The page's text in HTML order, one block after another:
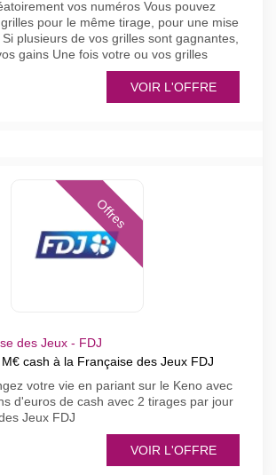
vos numéros Vous pouvez
pour le même tirage, pour une mise
plusieurs de vos grilles sont gagnantes,
gains Une fois votre ou vos grilles
VOIR L'OFFRE
Offres
des Jeux - FDJ
cash à la Française des Jeux FDJ
votre vie en pariant sur le Keno avec
d'euros de cash avec 2 tirages par jour
Jeux FDJ
VOIR L'OFFRE